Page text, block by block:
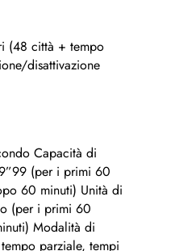
(48 città + tempo
disattivazione
Capacità di
(per i primi 60
60 minuti) Unità di
(per i primi 60
Modalità di
parziale, tempi